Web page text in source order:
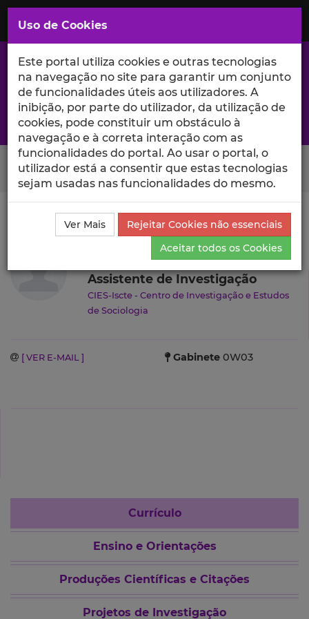
Saltar
para
Conteúdo
Principal
A excelência da investigação e ciência no Iscte
Search Button
Ciência_Iscte Autores Joana Almeida Currículo
Joana Almeida
Assistente de Investigação
CIES-Iscte - Centro de Investigação e Estudos
de Sociologia
[ VER E-MAIL ] Gabinete 0W03
Currículo
Ensino e Orientações
Produções Científicas e Citações
Projetos de Investigação
Uso de Cookies
Este portal utiliza cookies e outras tecnologias
na navegação no site para garantir um conjunto
de funcionalidades úteis aos utilizadores. A
inibição, por parte do utilizador, da utilização de
cookies, pode constituir um obstáculo à
navegação e à correta interação com as
funcionalidades do portal. Ao usar o portal, o
utilizador está a consentir que estas tecnologias
sejam usadas nas funcionalidades do mesmo.
Ver Mais
Rejeitar Cookies não essenciais
Aceitar todos os Cookies